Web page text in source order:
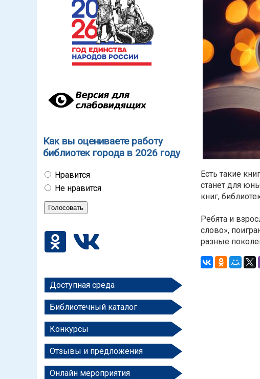
Как вы оцениваете работу
библиотек города в 2026 году
Нравится
Не нравится
Доступная среда
Библиотечный каталог
Конкурсы
Отзывы и предложения
Онлайн мероприятия
Есть такие
станет для
книг,
Ребята и
слово»,
разные